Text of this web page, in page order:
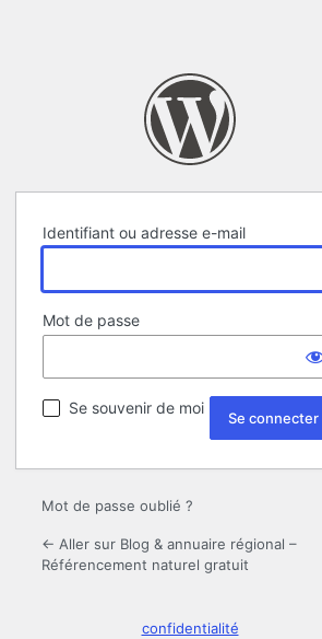
Identifiant ou adresse e-mail
Mot de passe
Se souvenir de moi
Mot de passe oublié ?
← Aller sur Blog & annuaire régional –
Référencement naturel gratuit
confidentialité